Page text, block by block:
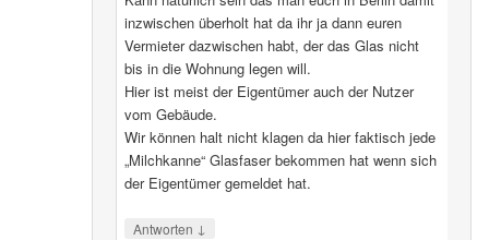
inzwischen überholt hat da ihr ja dann euren
Vermieter dazwischen habt, der das Glas nicht
bis in die Wohnung legen will.
Hier ist meist der Eigentümer auch der Nutzer
vom Gebäude.
Wir können halt nicht klagen da hier faktisch jede
„Milchkanne“ Glasfaser bekommen hat wenn sich
der Eigentümer gemeldet hat.
Antworten ↓